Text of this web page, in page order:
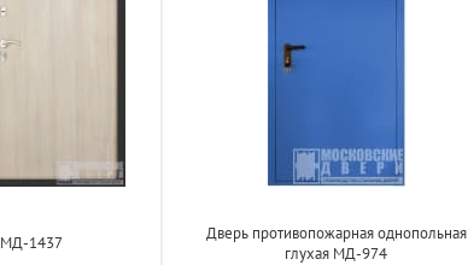
МД-1437
Дверь противопожарная однопольная
глухая МД-974